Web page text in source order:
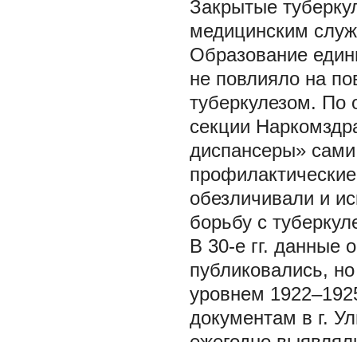
Закрытые
медицинским
Образование
не повлияло на
туберкулезом. По
секции
диспансеры»
обезличивали и
борьбу с
В 30-е гг. данные
публиковались,
уровнем
документам в г.